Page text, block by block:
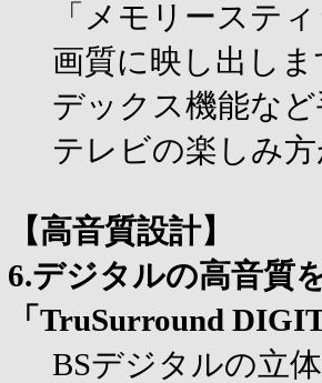
「メモリーステ
画質に映し出し
デックス機能な
テレビの楽しみ
【高音質設計】
6.デジタルの高音質
「TruSurround
BSデジタルの立